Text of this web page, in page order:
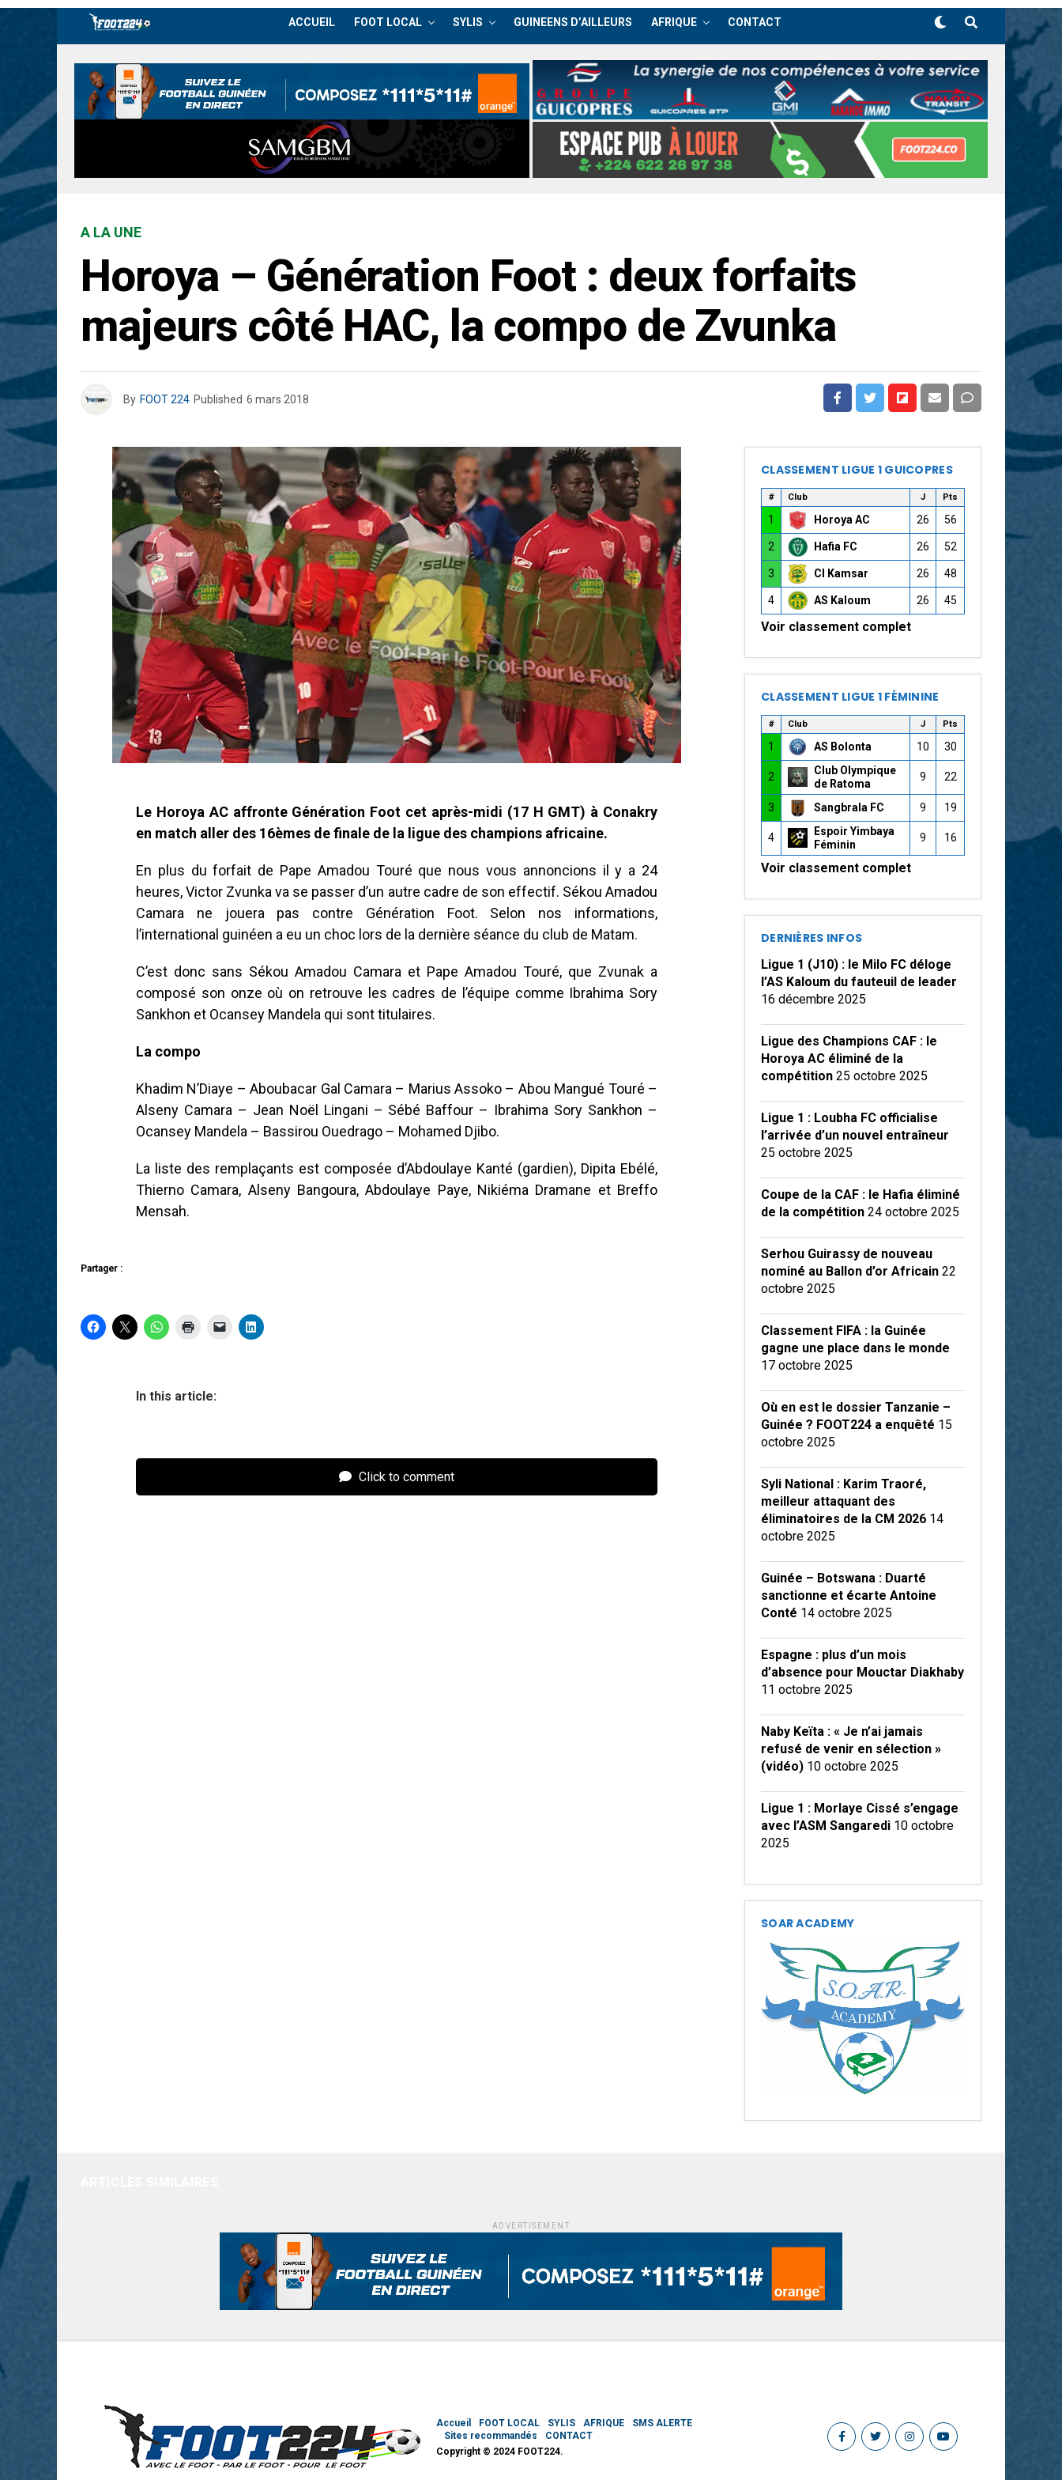
ACCUEIL FOOT LOCAL SYLIS GUINEENS D’AILLEURS AFRIQUE CONTACT
A LA UNE
Horoya – Génération Foot : deux forfaits
majeurs côté HAC, la compo de Zvunka
By FOOT 224 Published 6 mars 2018
Le Horoya AC affronte Génération Foot cet après-midi (17 H GMT) à Conakry
en match aller des 16èmes de finale de la ligue des champions africaine.
En plus du forfait de Pape Amadou Touré que nous vous annoncions il y a 24
heures, Victor Zvunka va se passer d’un autre cadre de son effectif. Sékou Amadou
Camara ne jouera pas contre Génération Foot. Selon nos informations,
l’international guinéen a eu un choc lors de la dernière séance du club de Matam.
C’est donc sans Sékou Amadou Camara et Pape Amadou Touré, que Zvunak a
composé son onze où on retrouve les cadres de l’équipe comme Ibrahima Sory
Sankhon et Ocansey Mandela qui sont titulaires.
La compo
Khadim N’Diaye – Aboubacar Gal Camara – Marius Assoko – Abou Mangué Touré –
Alseny Camara – Jean Noël Lingani – Sébé Baffour – Ibrahima Sory Sankhon –
Ocansey Mandela – Bassirou Ouedrago – Mohamed Djibo.
La liste des remplaçants est composée d’Abdoulaye Kanté (gardien), Dipita Ebélé,
Thierno Camara, Alseny Bangoura, Abdoulaye Paye, Nikiéma Dramane et Breffo
Mensah.
Partager :
In this article:
Click to comment
CLASSEMENT LIGUE 1 GUICOPRES
# Club J Pts
1 Horoya AC 26 56
2 Hafia FC 26 52
3 CI Kamsar 26 48
4 AS Kaloum 26 45
Voir classement complet
CLASSEMENT LIGUE 1 FÉMININE
# Club J Pts
1 AS Bolonta 10 30
2
Club Olympique
de Ratoma
9 22
3 Sangbrala FC 9 19
4
Espoir Yimbaya
Féminin
9 16
Voir classement complet
DERNIÈRES INFOS
Ligue 1 (J10) : le Milo FC déloge
l’AS Kaloum du fauteuil de leader
16 décembre 2025
Ligue des Champions CAF : le
Horoya AC éliminé de la
compétition 25 octobre 2025
Ligue 1 : Loubha FC officialise
l’arrivée d’un nouvel entraîneur
25 octobre 2025
Coupe de la CAF : le Hafia éliminé
de la compétition 24 octobre 2025
Serhou Guirassy de nouveau
nominé au Ballon d’or Africain 22
octobre 2025
Classement FIFA : la Guinée
gagne une place dans le monde
17 octobre 2025
Où en est le dossier Tanzanie –
Guinée ? FOOT224 a enquêté 15
octobre 2025
Syli National : Karim Traoré,
meilleur attaquant des
éliminatoires de la CM 2026 14
octobre 2025
Guinée – Botswana : Duarté
sanctionne et écarte Antoine
Conté 14 octobre 2025
Espagne : plus d’un mois
d’absence pour Mouctar Diakhaby
11 octobre 2025
Naby Keïta : « Je n’ai jamais
refusé de venir en sélection »
(vidéo) 10 octobre 2025
Ligue 1 : Morlaye Cissé s’engage
avec l’ASM Sangaredi 10 octobre
2025
SOAR ACADEMY
ADVERTISEMENT
Accueil FOOT LOCAL SYLIS AFRIQUE
SMS ALERTE
Sites recommandés
CONTACT
Copyright © 2024 FOOT224.